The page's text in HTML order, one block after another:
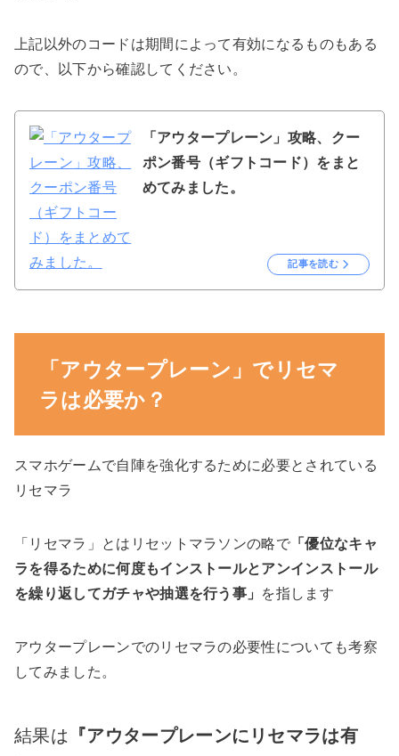
上記以外のコードは期間によって有効になるものもある
ので、以下から確認してください。
「アウタープレーン」攻略、クー
ポン番号（ギフトコード）をまと
めてみました。
記事を読む
「アウタープレーン」でリセマ
ラは必要か？
スマホゲームで自陣を強化するために必要とされている
リセマラ
「リセマラ」とはリセットマラソンの略で 「優位なキャ
ラを得るために何度もインストールとアンインストール
を繰り返してガチャや抽選を行う事」 を指します
アウタープレーンでのリセマラの必要性についても考察
してみました。
結果は 『アウタープレーンにリセマラは有